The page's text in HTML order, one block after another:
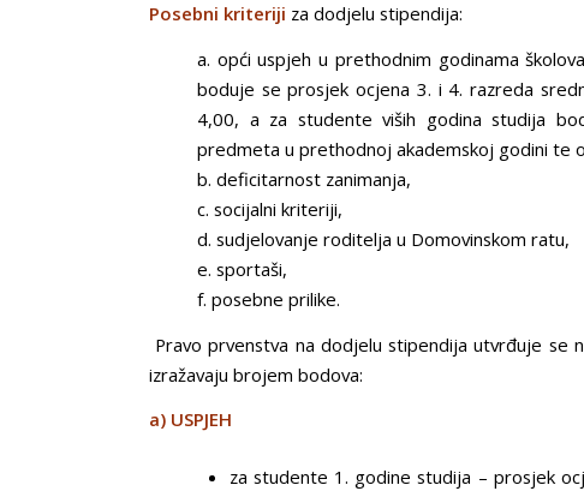
Posebni kriteriji za dodjelu stipendija:
a. opći uspjeh u prethodnim godinama
boduje se prosjek ocjena 3. i 4. razreda
4,00, a za studente viših godina studija
predmeta u prethodnoj akademskoj godini te
b. deficitarnost zanimanja,
c. socijalni kriteriji,
d. sudjelovanje roditelja u Domovinskom ratu,
e. sportaši,
f. posebne prilike.
Pravo prvenstva na dodjelu stipendija utvrđuje se
izražavaju brojem bodova:
a) USPJEH
za studente 1. godine studija – prosjek